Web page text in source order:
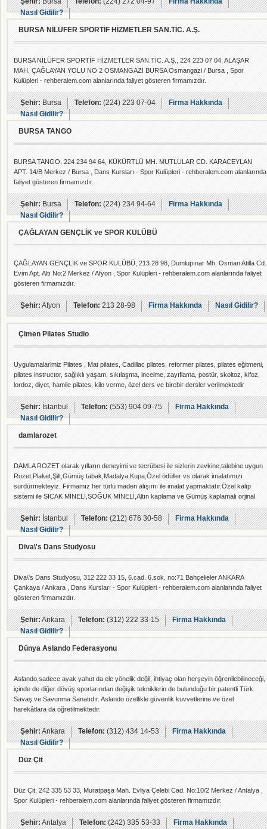
Nasıl Gidilir?
BURSA NİLÜFER SPORTİF HİZMETLER SAN.TİC. A.Ş.
BURSA NİLÜFER SPORTİF HİZMETLER SAN.TİC. A.Ş., 224 223 07 04, ALAŞAR
MAH. ÇAĞLAYAN YOLU NO 2 OSMANGAZİ BURSA Osmangazi / Bursa , Spor
Kulüpleri - rehberalem.com alanlarında faliyet gösteren firmamızdır.
Şehir:Bursa Telefon:(224) 223 07-04
Firma Hakkında
Nasıl Gidilir?
BURSA TANGO
BURSA TANGO, 224 234 94 64, KÜKÜRTLÜ MH. MUTLULAR CD. KARACEYLAN
APT. 14/B Merkez / Bursa , Dans Kursları - Spor Kulüpleri - rehberalem.com alanlarında
faliyet gösteren firmamızdır.
Şehir:Bursa Telefon:(224) 234 94-64
Firma Hakkında
Nasıl Gidilir?
ÇAĞLAYAN GENÇLİK ve SPOR KULÜBÜ
ÇAĞLAYAN GENÇLİK ve SPOR KULÜBÜ, 213 28 98, Dumlupınar Mh. Osman Atilla Cd.
Evim Apt. Altı No:2 Merkez / Afyon , Spor Kulüpleri - rehberalem.com alanlarında faliyet
gösteren firmamızdır.
Şehir:Afyon Telefon:213 28-98 Firma Hakkında Nasıl Gidilir?
Çimen Pilates Studio
Uygulamalarimiz Pilates , Mat pilates, Cadillac pilates, reformer pilates, pilates eğitmeni,
pilates instructor, sağlıklı yaşam, sıkılaşma, incelme, zayıflama, postür, skoltoz, kifoz,
lordoz, diyet, hamile pilates, kilo verme, özel ders ve birebir dersler verilmektedir
Şehir:İstanbul Telefon:(553) 904 09-75
Firma Hakkında
Nasıl Gidilir?
damlarozet
DAMLA ROZET olarak yılların deneyimi ve tecrübesi ile sizlerin zevkine,talebine uygun
Rozet,Plaket,Şilt,Gümüş tabak,Madalya,Kupa,Özel ödüller vs.olarak imalatımızı
sürdürmekteyiz. Firmamız her türlü maden alışımı ile imalat yapmaktatır.Özel kalıp
sistemi ile SICAK MİNELİ,SOĞUK MİNELİ,Altın kaplama ve Gümüş kaplamalı orjinal
rozetler üretmekteyiz. Geniş ürün kolekssiyonu ve kadromuzla her türlü müşteri
kategorisine hitap etmekte,sizlere kolay seçme ve beğenme imkanı sunmaktayız.
Bizlerle tanışmak ,ür
Şehir:İstanbul Telefon:(212) 676 30-58
Firma Hakkında
Nasıl Gidilir?
Diva\'s Dans Studyosu
Diva\'s Dans Studyosu, 312 222 33 15, 6.cad. 6.sok. no:71 Bahçelieler ANKARA
Çankaya / Ankara , Dans Kursları - Spor Kulüpleri - rehberalem.com alanlarında faliyet
gösteren firmamızdır.
Şehir:Ankara Telefon:(312) 222 33-15
Firma Hakkında
Nasıl Gidilir?
Dünya Aslando Federasyonu
Aslando,sadece ayak yahut da ele yönelik değil, ihtiyaç olan herşeyin öğrenilebilineceği,
içinde de diğer dövüş sporlarından değişik tekniklerin de bulunduğu bir patentli Türk
Savaş ve Savunma Sanatıdır. Aslando özellikle güvenlik kuvvetlerine ve özel
harekâtlara da öğretilmektedir.
Şehir:Ankara Telefon:(312) 434 14-53
Firma Hakkında
Nasıl Gidilir?
Düz Çit
Düz Çit, 242 335 53 33, Muratpaşa Mah. Evliya Çelebi Cad. No:10/2 Merkez / Antalya ,
Spor Kulüpleri - rehberalem.com alanlarında faliyet gösteren firmamızdır.
Şehir:Antalya Telefon:(242) 335 53-33
Firma Hakkında